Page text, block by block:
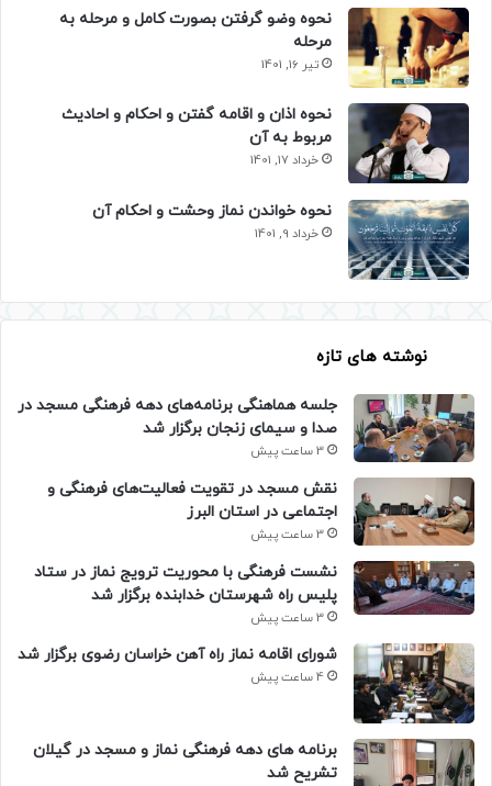
نحوه وضو گرفتن بصورت کامل و مرحله به
مرحله
تیر 16, 1401
نحوه اذان و اقامه گفتن و احکام و احادیث
مربوط به آن
خرداد 17, 1401
نحوه خواندن نماز وحشت و احکام آن
خرداد 9, 1401
نوشته های تازه
جلسه هماهنگی برنامه‌های دهه فرهنگی مسجد در
صدا و سیمای زنجان برگزار شد
3 ساعت پیش
نقش مسجد در تقویت فعالیت‌های فرهنگی و
اجتماعی در استان البرز
3 ساعت پیش
نشست فرهنگی با محوریت ترویج نماز در ستاد
پلیس راه شهرستان خدابنده برگزار شد
3 ساعت پیش
شورای اقامه نماز راه آهن خراسان رضوی برگزار شد
4 ساعت پیش
برنامه های دهه فرهنگی نماز و مسجد در گیلان
تشریح شد